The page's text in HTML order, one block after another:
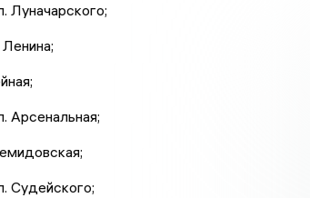
Луначарского;
Арсенальная;
Судейского;